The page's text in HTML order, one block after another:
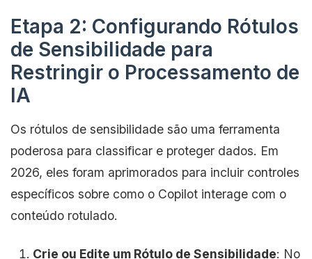
Etapa 2: Configurando Rótulos
de Sensibilidade para
Restringir o Processamento de
IA
Os rótulos de sensibilidade são uma ferramenta
poderosa para classificar e proteger dados. Em
2026, eles foram aprimorados para incluir controles
específicos sobre como o Copilot interage com o
conteúdo rotulado.
Crie ou Edite um Rótulo de Sensibilidade: No